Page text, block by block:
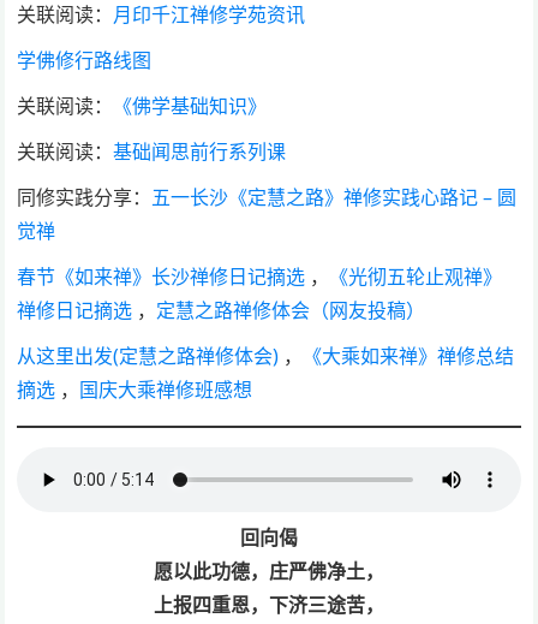
关联阅读： 月印千江禅修学苑资讯
学佛修行路线图
关联阅读：
《佛学基础知识》
关联阅读：基础闻思前行系列课
同修实践分享： 五一长沙《定慧之路》禅修实践心路记 – 圆
觉禅
春节《如来禅》长沙禅修日记摘选 ，
《光彻五轮止观禅》
禅修日记摘选 ， 定慧之路禅修体会（网友投稿）
从这里出发(定慧之路禅修体会) ，
《大乘如来禅》禅修总结
摘选​ ， 国庆大乘禅修班感想
回向偈
愿以此功德，庄严佛净土，
上报四重恩，下济三途苦，